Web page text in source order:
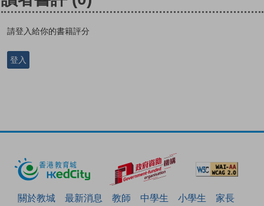
請登入給你的書籍評分
登入
關於教城 最新消息 教師 中學生 小學生
家長